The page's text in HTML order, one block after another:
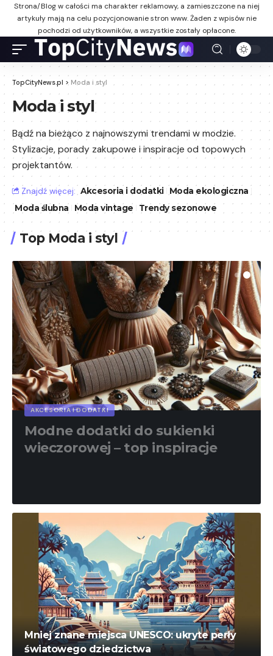
Strona/Blog w całości ma charakter reklamowy, a zamieszczone na niej
artykuły mają na celu pozycjonowanie stron www. Żaden z wpisów nie
pochodzi od użytkowników, a wszystkie zostały opłacone.
TopCityNews.pl > Moda i styl
Moda i styl
Bądź na bieżąco z najnowszymi trendami w modzie.
Stylizacje, porady zakupowe i inspiracje od topowych
projektantów.
Znajdź więcej: Akcesoria i dodatki
Moda ekologiczna
Moda ślubna
Moda vintage Trendy sezonowe
Top Moda i styl
AKCESORIA I DODATKI
Modne dodatki do sukienki
wieczorowej – top inspiracje
Mniej znane miejsca UNESCO: ukryte perły
światowego dziedzictwa